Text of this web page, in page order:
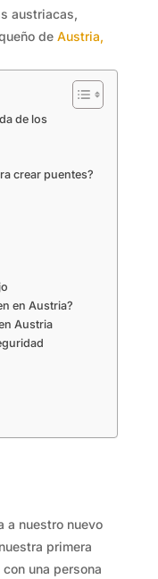
austriacas,
de Austria,
de los
crear puentes?
en Austria?
Austria
a nuestro nuevo
primera
una persona